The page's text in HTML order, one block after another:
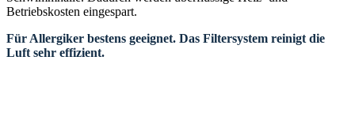
Betriebskosten eingespart.
Für Allergiker bestens geeignet. Das Filtersystem reinigt die
Luft sehr effizient.